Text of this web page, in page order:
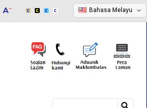
Bahasa Melayu